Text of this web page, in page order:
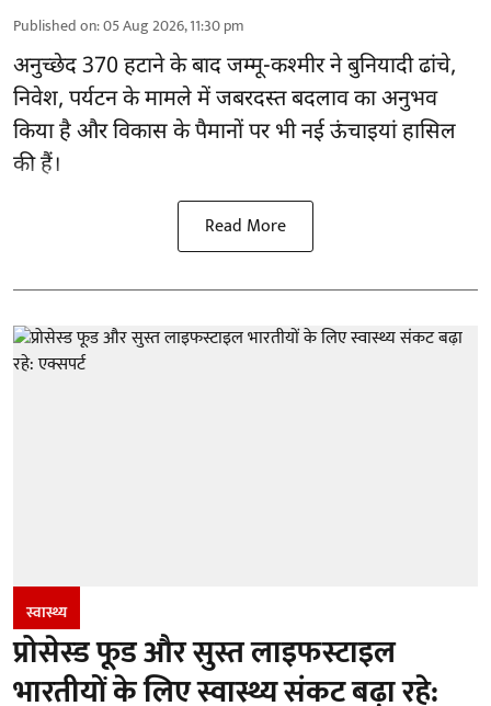
Published on:05 Aug 2026, 11:30 pm
अनुच्छेद 370 हटाने के बादजम्मू-कश्मीर ने बुनियादी ढांचे,
निवेश, पर्यटन के मामले में जबरदस्त बदलाव का अनुभव
किया है और विकास के पैमानों पर भी नई ऊंचाइयां हासिल
की हैं।
Read More
स्वास्थ्य
प्रोसेस्ड फूड और सुस्त लाइफस्टाइल
भारतीयों के लिए स्वास्थ्य संकट बढ़ा रहे: